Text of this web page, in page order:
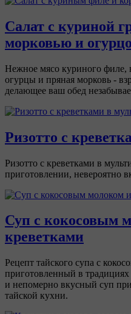
Салат с куриной
морковью и
Нежное мясо куриного филе,
огурцы и пряная морковь -
делающее ваш обед
Ризотто с
Ризотто с креветками в
приготовлении, невероятно
Суп с кокосовым
креветками
Рецепт тайского супа с
приготовленный в традициях
и непомерно вкусный суп
тайской кухни.